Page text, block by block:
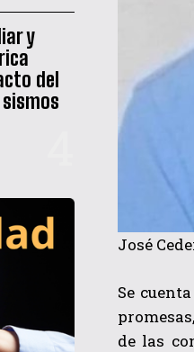
y
del
José
Se
de las